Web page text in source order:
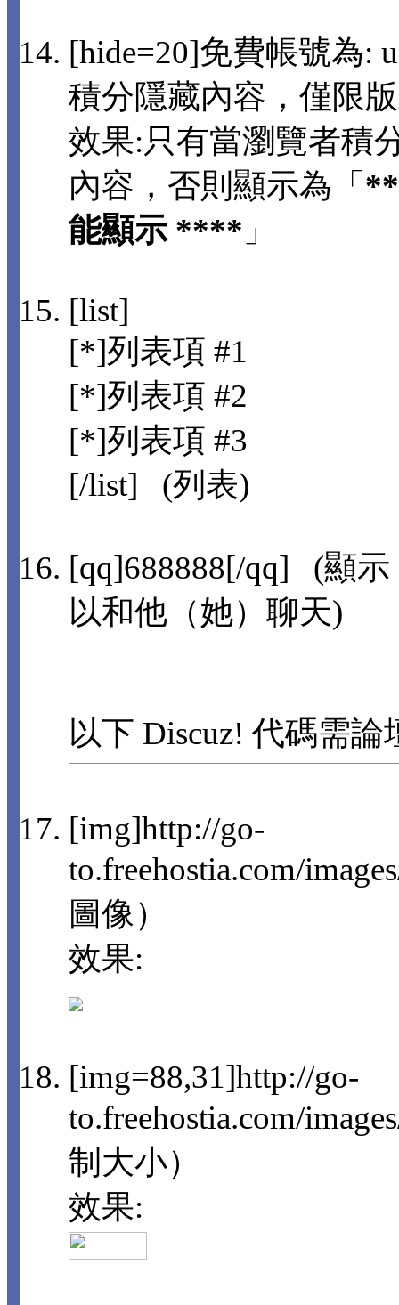
[hide=20]免費帳號為:
積分隱藏內容，僅限
效果:只有當瀏覽者積
內容，否則顯示為「
能顯示 **** 」
[list]
[*]列表項 #1
[*]列表項 #2
[*]列表項 #3
[/list] (列表)
[qq]688888[/qq] (顯
以和他（她）聊天)
以下 Discuz! 代碼需
[img]http://go-
to.freehostia.com/
圖像）
效果:
[img=88,31]http://go-
to.freehostia.com/
制大小）
效果: